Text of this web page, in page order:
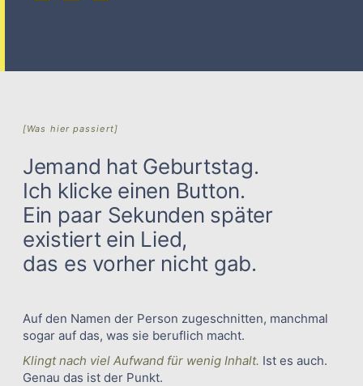
[Was hier passiert]
Jemand hat Geburtstag.
Ich klicke einen Button.
Ein paar Sekunden später
existiert ein Lied,
das es vorher nicht gab.
Auf den Namen der Person zugeschnitten, manchmal
sogar auf das, was sie beruflich macht.
Klingt nach viel Aufwand für wenig Inhalt. Ist es auch.
Genau das ist der Punkt.